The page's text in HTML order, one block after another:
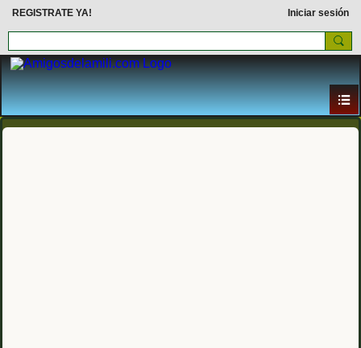
REGISTRATE YA! Iniciar sesión